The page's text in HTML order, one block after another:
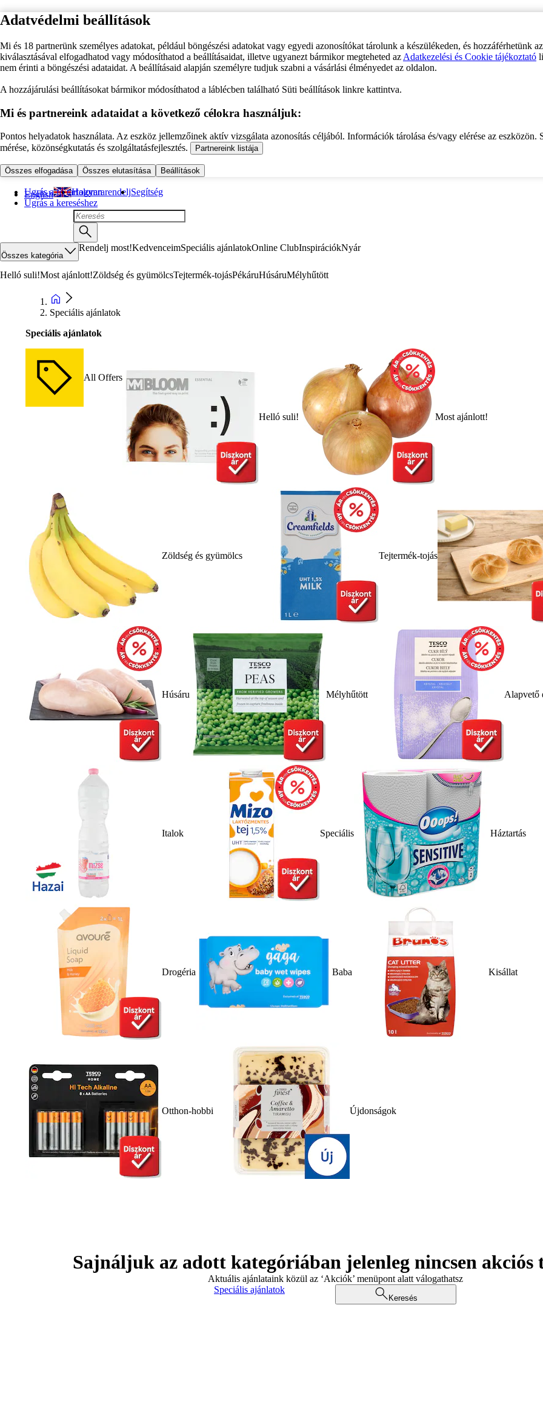
Adatvédelmi beállítások
Mi és 18 partnerünk személyes adatokat, például böngészési adatokat vagy egyedi azonosítókat tárolunk a készülékeden, és hozzáférhetünk
kiválasztásával elfogadhatod vagy módosíthatod a beállításaidat, illetve ugyanezt bármikor megteheted az Adatkezelési és Cookie tájékoztató
nem érinti a böngészési adataidat. A beállításaid alapján személyre tudjuk szabni a vásárlási élményedet az oldalon.
A hozzájárulási beállításokat bármikor módosíthatod a láblécben található Süti beállítások linkre kattintva.
Mi és partnereink adataidat a következő célokra használjuk:
Pontos helyadatok használata. Az eszköz jellemzőinek aktív vizsgálata azonosítás céljából. Információk tárolása és/vagy elérése az eszközön.
mérése, közönségkutatás és szolgáltatásfejlesztés.
Partnereink listája
Összes elfogadása Összes elutasítása Beállítások
Ugrás a fő tartalomra
Ugrás a kereséshez
English Hogyan rendeljSegítség
Összes kategória
Rendelj most!KedvenceimSpeciális ajánlatokOnline ClubInspirációkNyár
Helló suli!Most ajánlott!Zöldség és gyümölcsTejtermék-tojásPékáruHúsáruMélyhűtött
Speciális ajánlatok
Speciális ajánlatok
All Offers
Helló suli! Most ajánlott!
Zöldség és gyümölcs Tejtermék-tojás
Húsáru Mélyhűtött Alapvető
Italok Speciális Háztartás
Drogéria Baba Kisállat
Otthon-hobbi Újdonságok
Sajnáljuk az adott kategóriában jelenleg nincsen akciós
Aktuális ajánlataink közül az ‘Akciók’ menüpont alatt válogathatsz
Speciális ajánlatok
Keresés